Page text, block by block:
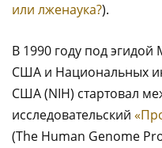
или лженаука?).
В 1990 году под эгидой
США и Национальных
США (NIH) стартовал
исследовательский
(The Human Genome